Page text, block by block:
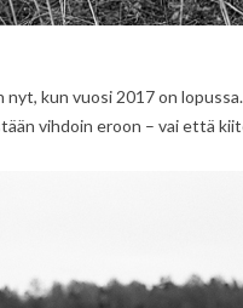
nyt, kun vuosi 2017 on
vihdoin eroon – vai että